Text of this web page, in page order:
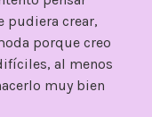
pudiera crear,
porque creo
al menos
muy bien